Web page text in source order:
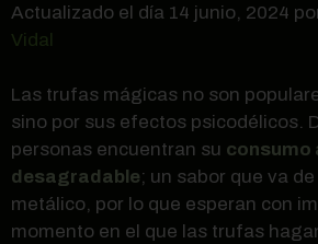
Actualizado el día 14 junio, 2024
Vidal
Las trufas mágicas no son
sino por sus efectos psicodélicos.
personas encuentran su consumo
desagradable; un sabor que va
metálico, por lo que esperan con
momento en el que las trufas